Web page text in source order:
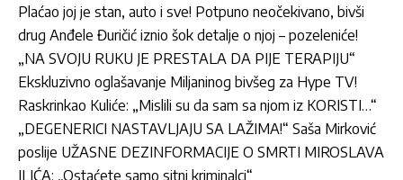
Plaćao joj je stan, auto i sve! Potpuno neočekivano, bivši
drug Anđele Đuričić iznio šok detalje o njoj – pozeleniće!
„NA SVOJU RUKU JE PRESTALA DA PIJE TERAPIJU“
Ekskluzivno oglašavanje Miljaninog bivšeg za Hype TV!
Raskrinkao Kuliće: „Mislili su da sam sa njom iz KORISTI…“
„DEGENERICI NASTAVLJAJU SA LAŽIMA!“ Saša Mirković
poslije UŽASNE DEZINFORMACIJE O SMRTI MIROSLAVA
ILIĆA: „Ostaćete samo sitni kriminalci“